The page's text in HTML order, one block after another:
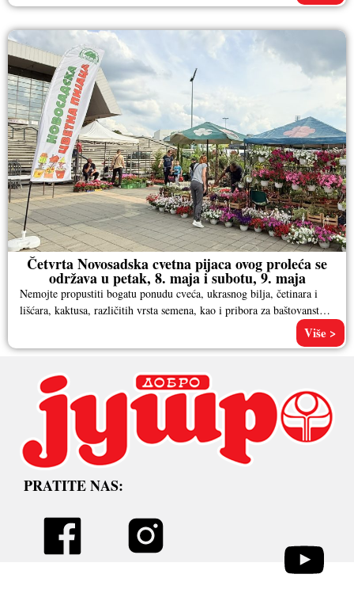
Četvrta Novosadska cvetna pijaca ovog proleća se
održava u petak, 8. maja i subotu, 9. maja
Nemojte propustiti bogatu ponudu cveća, ukrasnog bilja, četinara i
lišćara, kaktusa, različitih vrsta semena, kao i pribora za baštovanstvo.
Više >
PRATITE NAS: